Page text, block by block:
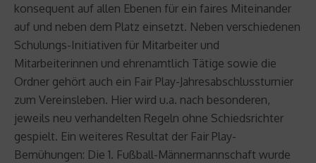
konsequent auf allen Ebenen für ein faires Miteinander
auf und neben dem Platz einsetzt. Neben verschiedenen
Schulungs-Initiativen für Mitarbeiter und
Mitarbeiterinnen und ehrenamtlich Tätige sowie die
Ordner gehört auch ein Fair Play-Jahresabschlussturnier
zum Vereinsleben. Hier wird u.a. nach besonderen,
jeweils neu verhandelten Regeln ohne Schiedsrichter
gespielt. Ein weiteres Resultat der Fair Play-
Bemühungen: Die 1. Fußball-Männermannschaft wurde